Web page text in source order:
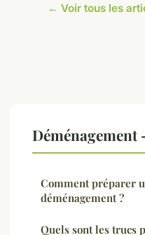
← Voir tous les
Comment préparer
déménagement ?
Quels sont les trucs